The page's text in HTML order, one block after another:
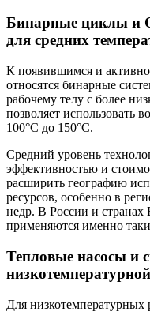
Бинарные циклы и
для средних
К появившимся и
относятся бинарные
рабочему телу с более
позволяет использовать
100°C до 150°C.
Средний уровень
эффективностью и
расширить географию
ресурсов, особенно в
недр. В России и
применяются именно
Тепловые насосы и
Для